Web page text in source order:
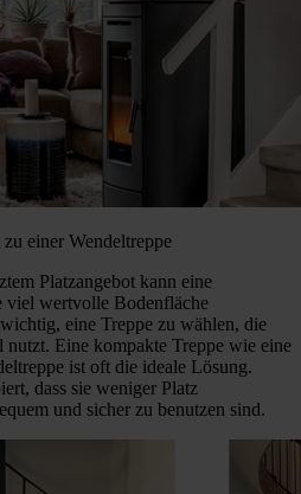
einer Wendeltreppe
Platzangebot kann eine
viel wertvolle Bodenfläche
eine Treppe zu wählen, die
nutzt. Eine kompakte Treppe wie eine
ist oft die ideale Lösung.
dass sie weniger Platz
und sicher zu benutzen sind.